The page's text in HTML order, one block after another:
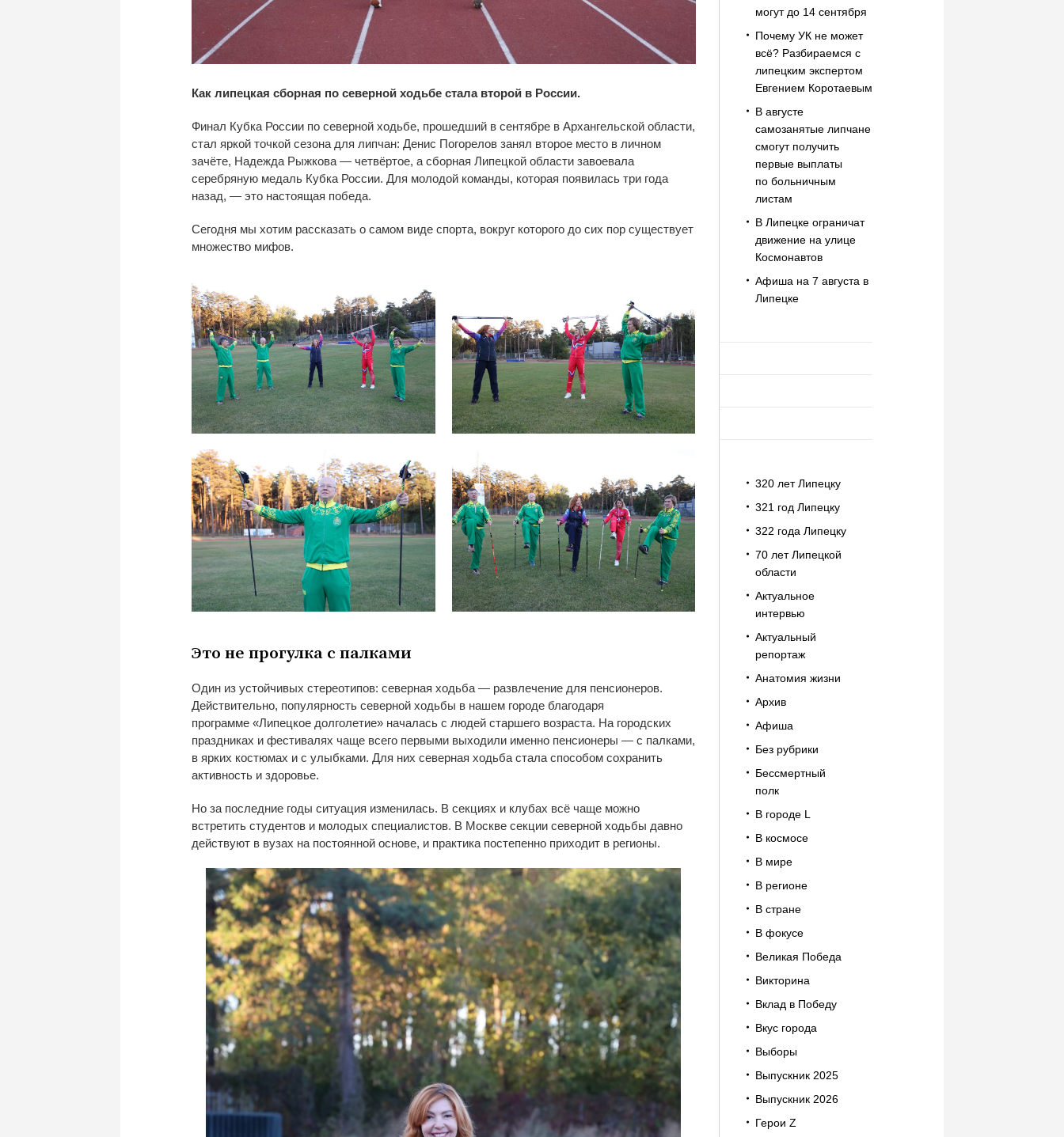
Как липецкая сборная по северной ходьбе стала второй в России.
Финал Кубка России по северной ходьбе, прошедший в сентябре в Архангельской области,
стал яркой точкой сезона для липчан: Денис Погорелов занял второе место в личном
зачёте, Надежда Рыжкова — четвёртое, а сборная Липецкой области завоевала
серебряную медаль Кубка России. Для молодой команды, которая появилась три года
назад, — это настоящая победа.
Сегодня мы хотим рассказать о самом виде спорта, вокруг которого до сих пор существует
множество мифов.
Это не прогулка с палками
Один из устойчивых стереотипов: северная ходьба — развлечение для пенсионеров.
Действительно, популярность северной ходьбы в нашем городе благодаря
программе «Липецкое долголетие» началась с людей старшего возраста. На городских
праздниках и фестивалях чаще всего первыми выходили именно пенсионеры — с палками,
в ярких костюмах и с улыбками. Для них северная ходьба стала способом сохранить
активность и здоровье.
Но за последние годы ситуация изменилась. В секциях и клубах всё чаще можно
встретить студентов и молодых специалистов. В Москве секции северной ходьбы давно
действуют в вузах на постоянной основе, и практика постепенно приходит в регионы.
могут до 14 сентября
Почему УК не может
всё? Разбираемся с
липецким экспертом
Евгением Коротаевым
В августе
самозанятые липчане
смогут получить
первые выплаты
по больничным
листам
В Липецке ограничат
движение на улице
Космонавтов
Афиша на 7 августа в
Липецке
320 лет Липецку
321 год Липецку
322 года Липецку
70 лет Липецкой
области
Актуальное
интервью
Актуальный
репортаж
Анатомия жизни
Архив
Афиша
Без рубрики
Бессмертный
полк
В городе L
В космосе
В мире
В регионе
В стране
В фокусе
Великая Победа
Викторина
Вклад в Победу
Вкус города
Выборы
Выпускник 2025
Выпускник 2026
Герои Z